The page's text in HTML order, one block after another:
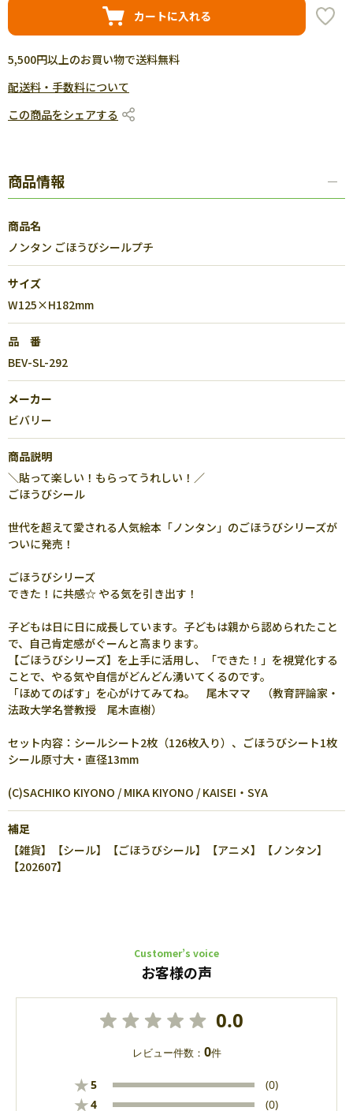
カートに入れる
5,500円以上のお買い物で送料無料
配送料・手数料について
この商品をシェアする
商品情報
商品名
ノンタン ごほうびシールプチ
サイズ
W125×H182mm
品 番
BEV-SL-292
メーカー
ビバリー
商品説明
＼貼って楽しい！もらってうれしい！／
ごほうびシール
世代を超えて愛される人気絵本「ノンタン」のごほうびシリーズが
ついに発売！
ごほうびシリーズ
できた！に共感☆ やる気を引き出す！
子どもは日に日に成長しています。子どもは親から認められたこと
で、自己肯定感がぐーんと高まります。
【ごほうびシリーズ】を上手に活用し、「できた！」を視覚化する
ことで、やる気や自信がどんどん湧いてくるのです。
「ほめてのばす」を心がけてみてね。 尾木ママ （教育評論家・
法政大学名誉教授 尾木直樹）
セット内容：シールシート2枚（126枚入り）、ごほうびシート1枚
シール原寸大・直径13mm
(C)SACHIKO KIYONO / MIKA KIYONO / KAISEI・SYA
補足
【雑貨】【シール】【ごほうびシール】【アニメ】【ノンタン】
【202607】
Customer’s voice
お客様の声
0.0
レビュー件数： 0件
★5 (0)
★4 (0)